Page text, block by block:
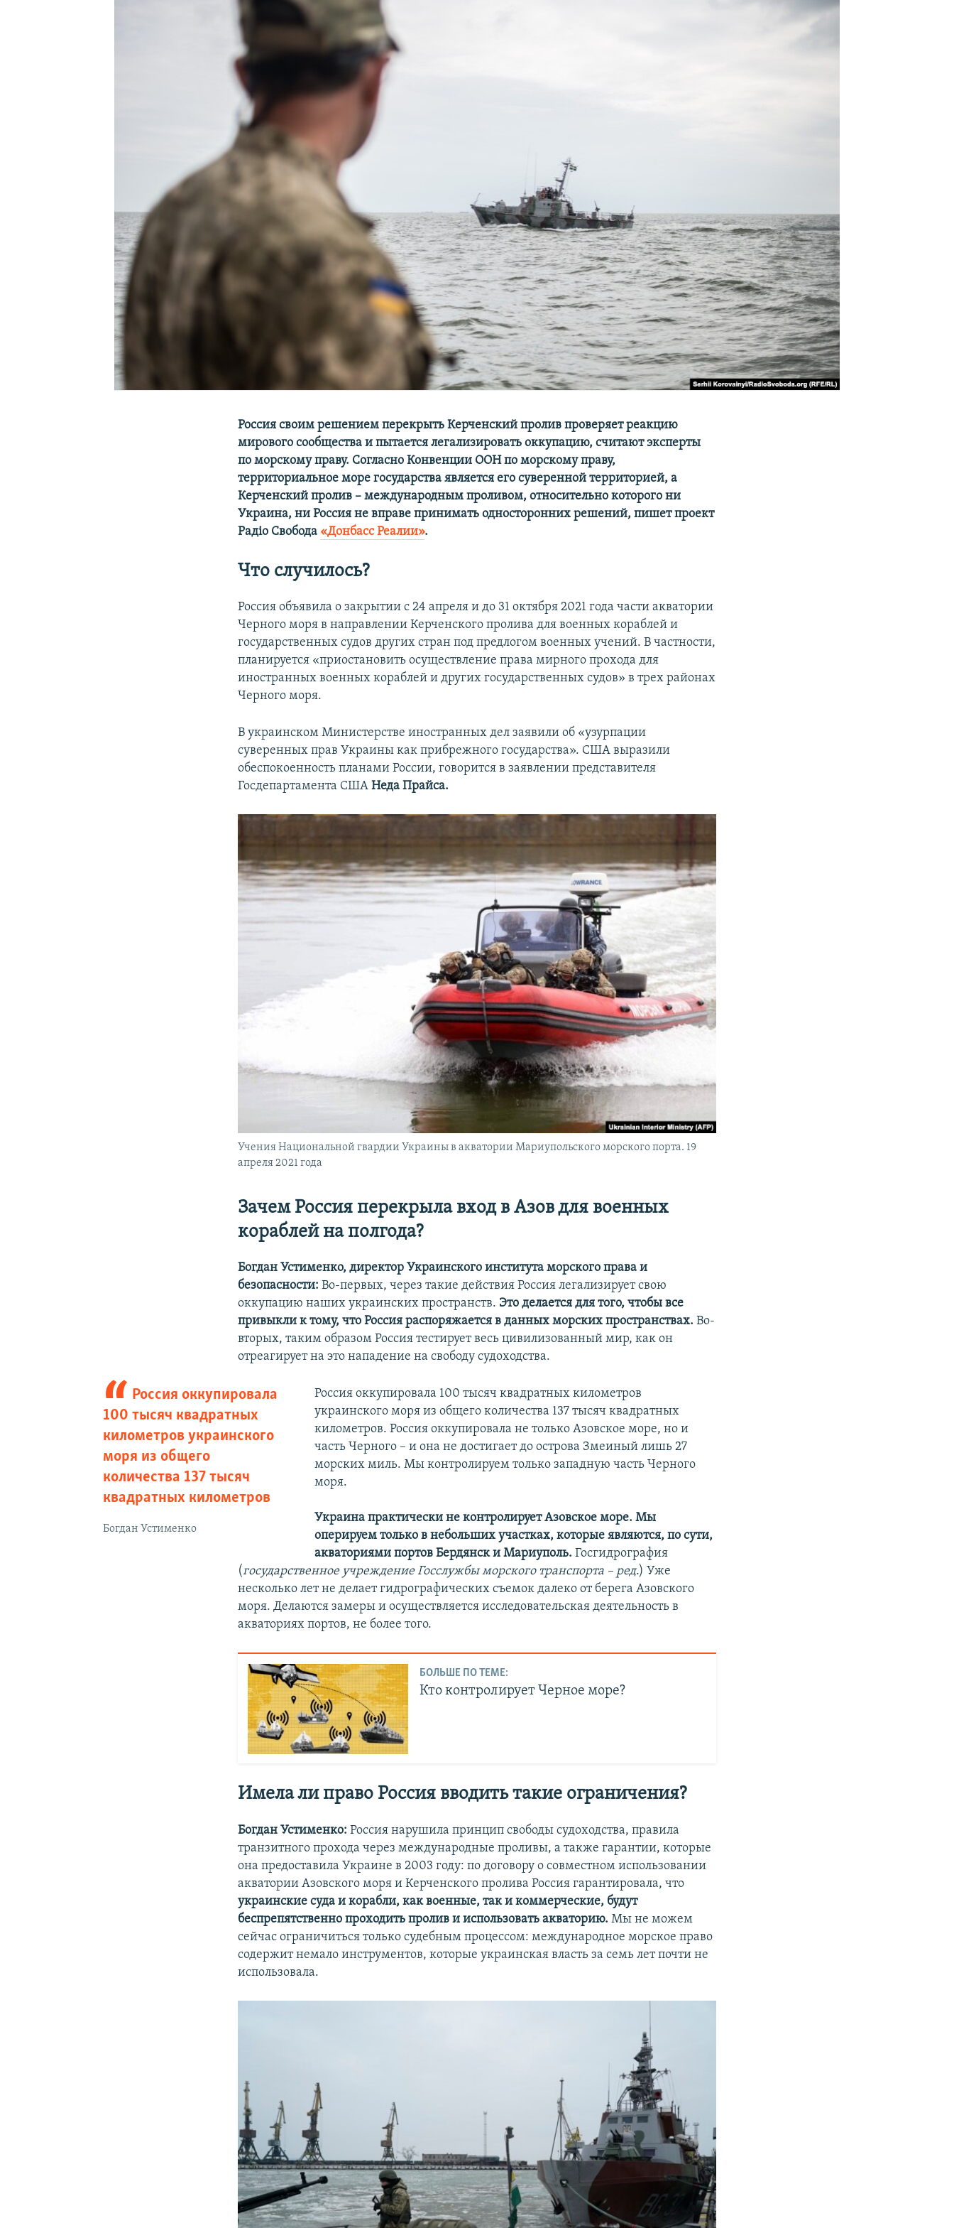
Россия своим решением перекрыть Керченский пролив проверяет реакцию
мирового сообщества и пытается легализировать оккупацию, считают эксперты
по морскому праву. Согласно Конвенции ООН по морскому праву,
территориальное море государства является его суверенной территорией, а
Керченский пролив – международным проливом, относительно которого ни
Украина, ни Россия не вправе принимать односторонних решений, пишет проект
Радiо Свобода «Донбасс Реалии».
Что случилось?
Россия объявила о закрытии с 24 апреля и до 31 октября 2021 года части акватории
Черного моря в направлении Керченского пролива для военных кораблей и
государственных судов других стран под предлогом военных учений. В частности,
планируется «приостановить осуществление права мирного прохода для
иностранных военных кораблей и других государственных судов» в трех районах
Черного моря.
В украинском Министерстве иностранных дел заявили об «узурпации
суверенных прав Украины как прибрежного государства». США выразили
обеспокоенность планами России, говорится в заявлении представителя
Госдепартамента СШАНеда Прайса.
Учения Национальной гвардии Украины в акватории Мариупольского морского порта. 19
апреля 2021 года
Зачем Россия перекрыла вход в Азов для военных
кораблей на полгода?
Богдан Устименко, директор Украинского института морского права и
безопасности: Во-первых, через такие действия Россия легализирует свою
оккупацию наших украинских пространств. Это делается для того, чтобы все
привыкли к тому, что Россия распоряжается в данных морских пространствах.Во-
вторых, таким образом Россия тестирует весь цивилизованный мир, как он
отреагирует на это нападение на свободу судоходства.
Россия оккупировала
100 тысяч квадратных
километров украинского
моря из общего
количества 137 тысяч
квадратных километров
Богдан Устименко
Россия оккупировала 100 тысяч квадратных километров
украинского моря из общего количества 137 тысяч квадратных
километров. Россия оккупировала не только Азовское море, но и
часть Черного – и она не достигает до острова Змеиный лишь 27
морских миль. Мы контролируем только западную часть Черного
моря.
Украина практически не контролирует Азовское море. Мы
оперируем только в небольших участках, которые являются, по сути,
акваториями портов Бердянск и Мариуполь. Госгидрография
(государственное учреждение Госслужбы морского транспорта – ред.) Уже
несколько лет не делает гидрографических съемок далеко от берега Азовского
моря. Делаются замеры и осуществляется исследовательская деятельность в
акваториях портов, не более того.
БОЛЬШЕ ПО ТЕМЕ:
Кто контролирует Черное море?
Имела ли право Россия вводить такие ограничения?
Богдан Устименко:Россия нарушила принцип свободы судоходства, правила
транзитного прохода через международные проливы, а также гарантии, которые
она предоставила Украине в 2003 году: по договору о совместном использовании
акватории Азовского моря и Керченского пролива Россия гарантировала, что
украинские суда и корабли, как военные, так и коммерческие, будут
беспрепятственно проходить пролив и использовать акваторию.Мы не можем
сейчас ограничиться только судебным процессом: международное морское право
содержит немало инструментов, которые украинская власть за семь лет почти не
использовала.